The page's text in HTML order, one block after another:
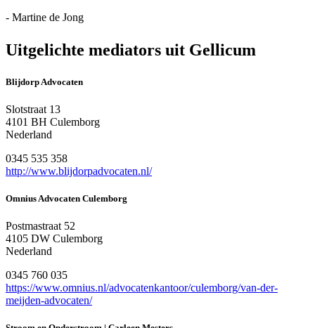
- Martine de Jong
Uitgelichte mediators uit Gellicum
Blijdorp Advocaten
Slotstraat 13
4101 BH Culemborg
Nederland
0345 535 358
http://www.blijdorpadvocaten.nl/
Omnius Advocaten Culemborg
Postmastraat 52
4105 DW Culemborg
Nederland
0345 760 035
https://www.omnius.nl/advocatenkantoor/culemborg/van-der-
meijden-advocaten/